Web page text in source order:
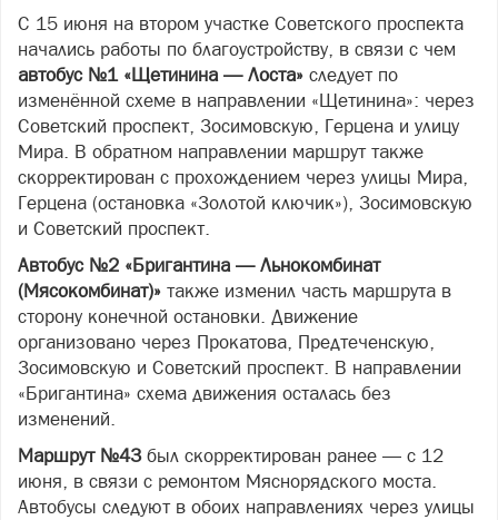
С 15 июня на втором участке Советского проспекта
начались работы по благоустройству, в связи с чем
автобус №1 «Щетинина — Лоста» следует по
изменённой схеме в направлении «Щетинина»: через
Советский проспект, Зосимовскую, Герцена и улицу
Мира. В обратном направлении маршрут также
скорректирован с прохождением через улицы Мира,
Герцена (остановка «Золотой ключик»), Зосимовскую
и Советский проспект.
Автобус №2 «Бригантина — Льнокомбинат
(Мясокомбинат)» также изменил часть маршрута в
сторону конечной остановки. Движение
организовано через Прокатова, Предтеченскую,
Зосимовскую и Советский проспект. В направлении
«Бригантина» схема движения осталась без
изменений.
Маршрут №43был скорректирован ранее — с 12
июня, в связи с ремонтом Мяснорядского моста.
Автобусы следуют в обоих направлениях через улицы